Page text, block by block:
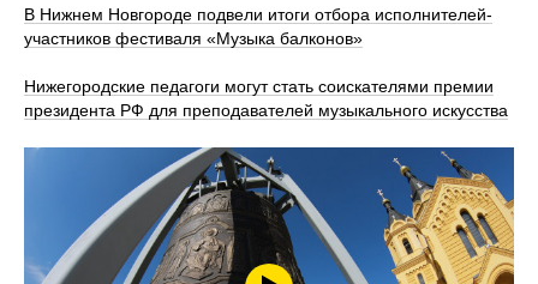
В Нижнем Новгороде подвели итоги отбора исполнителей-
участников фестиваля «Музыка балконов»
Нижегородские педагоги могут стать соискателями премии
президента РФ для преподавателей музыкального искусства